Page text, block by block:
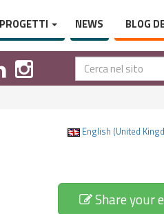
PROGETTI NEWS BLOG
English (United
Share your